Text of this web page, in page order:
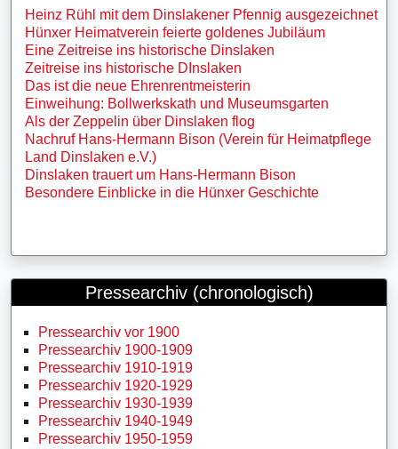
Heinz Rühl mit dem Dinslakener Pfennig ausgezeichnet
Hünxer Heimatverein feierte goldenes Jubiläum
Eine Zeitreise ins historische Dinslaken
Zeitreise ins historische DInslaken
Das ist die neue Ehrenrentmeisterin
Einweihung: Bollwerkskath und Museumsgarten
Als der Zeppelin über Dinslaken flog
Nachruf Hans-Hermann Bison (Verein für Heimatpflege
Land Dinslaken e.V.)
Dinslaken trauert um Hans-Hermann Bison
Besondere Einblicke in die Hünxer Geschichte
Pressearchiv (chronologisch)
Pressearchiv vor 1900
Pressearchiv 1900-1909
Pressearchiv 1910-1919
Pressearchiv 1920-1929
Pressearchiv 1930-1939
Pressearchiv 1940-1949
Pressearchiv 1950-1959